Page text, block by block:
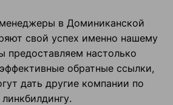
в Доминиканской
свой успех именно нашему
предоставляем настолько
обратные ссылки,
дать другие компании по
линкбилдингу.